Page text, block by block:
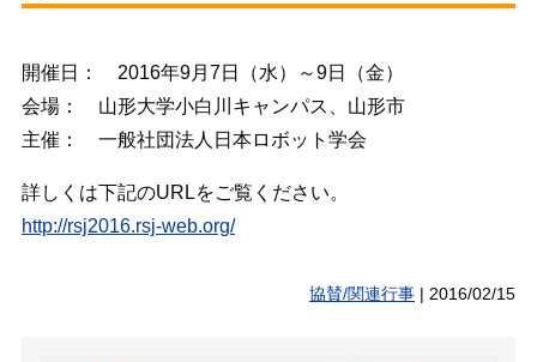
開催日： 2016年9月7日（水）～9日（金）
会場： 山形大学小白川キャンパス、山形市
主催： 一般社団法人日本ロボット学会
詳しくは下記のURLをご覧ください。
http://rsj2016.rsj-web.org/
協賛/関連行事 |2016/02/15